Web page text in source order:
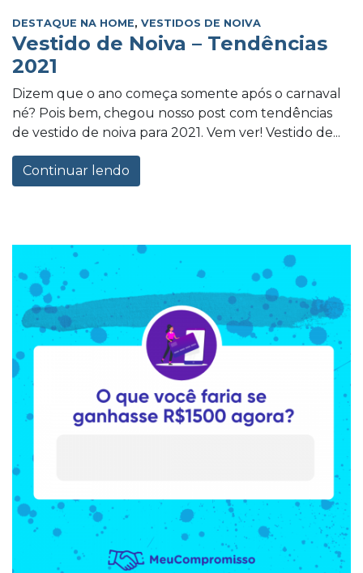
DESTAQUE NA HOME, VESTIDOS DE NOIVA
Vestido de Noiva – Tendências
2021
Dizem que o ano começa somente após o carnaval
né? Pois bem, chegou nosso post com tendências
de vestido de noiva para 2021. Vem ver! Vestido de...
Continuar lendo